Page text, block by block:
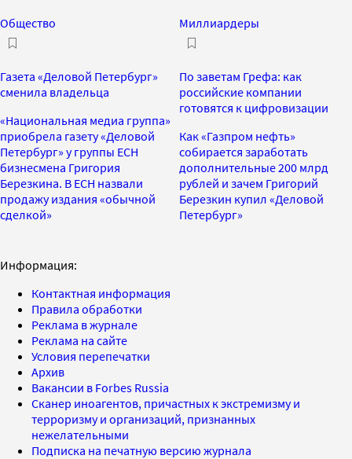
Общество
Газета «Деловой Петербург»
сменила владельца
«Национальная медиа группа»
приобрела газету «Деловой
Петербург» у группы ЕСН
бизнесмена Григория
Березкина. В ЕСН назвали
продажу издания «обычной
сделкой»
Миллиардеры
По заветам Грефа: как
российские компании
готовятся к цифровизации
Как «Газпром нефть»
собирается заработать
дополнительные 200 млрд
рублей и зачем Григорий
Березкин купил «Деловой
Петербург»
Информация:
Контактная информация
Правила обработки
Реклама в журнале
Реклама на сайте
Условия перепечатки
Архив
Вакансии в Forbes Russia
Сканер иноагентов, причастных к экстремизму и
терроризму и организаций, признанных
нежелательными
Подписка на печатную версию журнала